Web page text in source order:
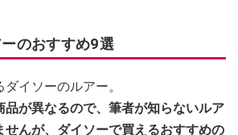
のおすすめ9選
イソーのルアー。
品が異なるので、筆者が知らないルア
せんが、ダイソーで買えるおすすめの